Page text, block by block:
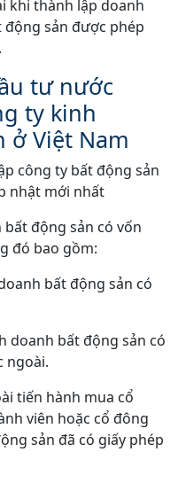
khi thành lập doanh
sản được phép
tư nước
ty kinh
ở Việt Nam
động sản có vốn
đó bao gồm:
bất động sản có
doanh bất động sản có
ngoài.
tiến hành mua cổ
viên hoặc cổ đông
sản đã có giấy phép